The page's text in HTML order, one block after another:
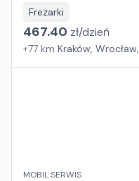
Frezarki
467.40 zł/dzień
+77 km Kraków,
MOBIL SERWIS